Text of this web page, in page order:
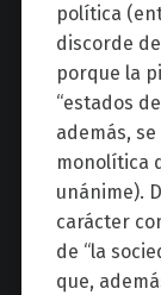
política
discorde
porque la
“estados
además,
monolítica
unánime).
carácter
de “la
que,